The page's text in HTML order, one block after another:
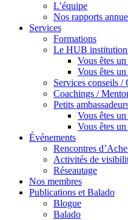
L’équipe
Nos rapports
Services
Formations
Le HUB
Vous êtes
Vous êtes
Services conseils /
Coachings /
Petits
Vous êtes
Vous êtes
Événements
Rencontres
Activités de
Réseautage
Nos membres
Publications et Balado
Blogue
Balado